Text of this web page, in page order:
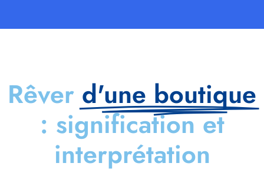
Rêver d'une boutique
: signification et
interprétation